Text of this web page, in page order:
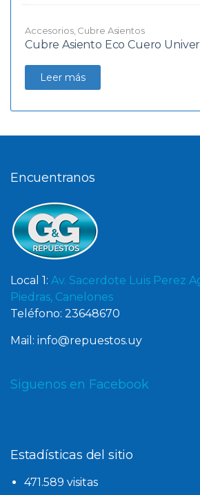
Accesorios, Cubre Asientos
Cubre Asiento Eco Cuero
Leer más
Encuentranos
Local 1: Av. Sacerdote Luis Perez
Piedras, Canelones
Teléfono: 23648670
Mail: info@repuestos.uy
Siguenos en Facebook
Estadísticas del sitio
471.589 visitas